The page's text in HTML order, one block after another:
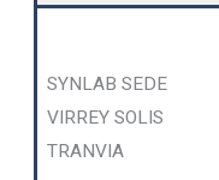
SYNLAB SEDE
VIRREY SOLIS
TRANVIA